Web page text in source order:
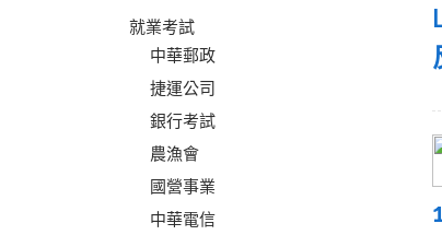
就業考試
中華郵政
捷運公司
銀行考試
農漁會
國營事業
中華電信